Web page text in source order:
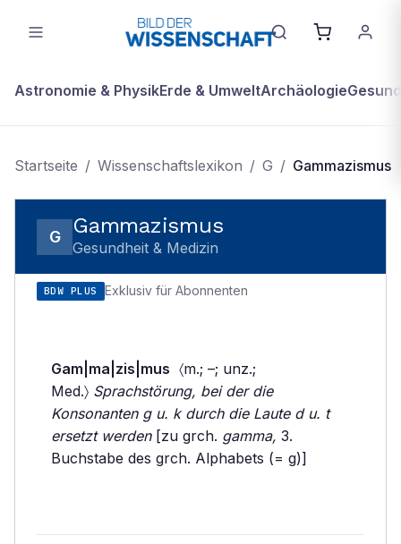
Astronomie & PhysikErde & UmweltArchäologie
Startseite / Wissenschaftslexikon / G / Gammazismus
G Gammazismus
Gesundheit & Medizin
BDW PLUS Exklusiv für Abonnenten
Gam|ma|zis|mus 〈m.; –; unz.;
Med.〉 Sprachstörung, bei der die
Konsonanten g u. k durch die Laute d u. t
ersetzt werden[zu grch. gamma, 3.
Buchstabe des grch. Alphabets (= g)]